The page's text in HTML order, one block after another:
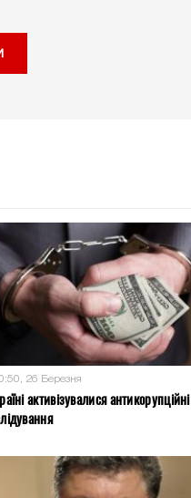
26 Березня
активізувалися антикорупційні